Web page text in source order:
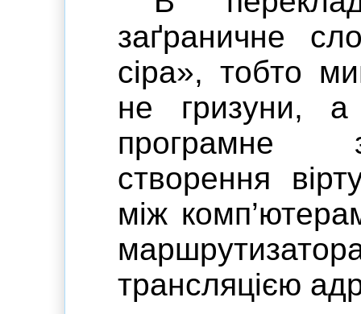
заґраничне
сіра», тобто
не гризуни,
програмне
створення
між
трансляцією